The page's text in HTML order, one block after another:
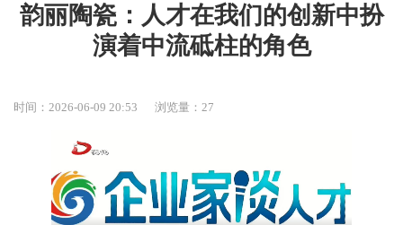
韵丽陶瓷：人才在我们的创新中扮
演着中流砥柱的角色
时间：2026-06-09 20:53 浏览量：27